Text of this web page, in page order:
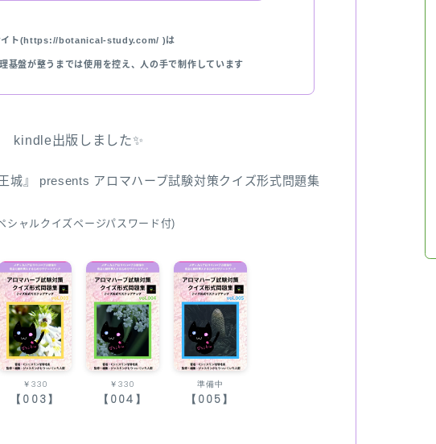
イト(https://botanical-study.com/ )は
基盤が整うまでは使用を控え、人の手で制作しています
kindle出版しました✨
城』 presents アロマハーブ試験対策クイズ形式問題集
シャルクイズページパスワード付)
￥330
【003】
￥330
【004】
準備中
【005】